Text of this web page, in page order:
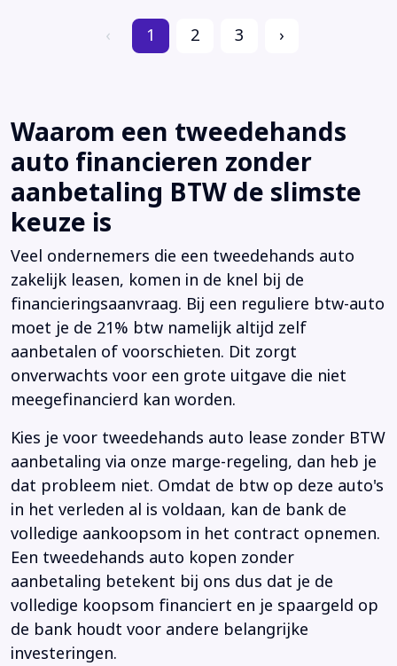
‹ 1 2 3 ›
Waarom een tweedehands
auto financieren zonder
aanbetaling BTW de slimste
keuze is
Veel ondernemers die een tweedehands auto
zakelijk leasen, komen in de knel bij de
financieringsaanvraag. Bij een reguliere btw-auto
moet je de 21% btw namelijk altijd zelf
aanbetalen of voorschieten. Dit zorgt
onverwachts voor een grote uitgave die niet
meegefinancierd kan worden.
Kies je voor tweedehands auto lease zonder BTW
aanbetaling via onze marge-regeling, dan heb je
dat probleem niet. Omdat de btw op deze auto's
in het verleden al is voldaan, kan de bank de
volledige aankoopsom in het contract opnemen.
Een tweedehands auto kopen zonder
aanbetaling betekent bij ons dus dat je de
volledige koopsom financiert en je spaargeld op
de bank houdt voor andere belangrijke
investeringen.